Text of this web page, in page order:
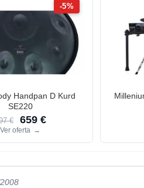
-5%
Handpan D Kurd
SE220
€ 659 €
Ver oferta →